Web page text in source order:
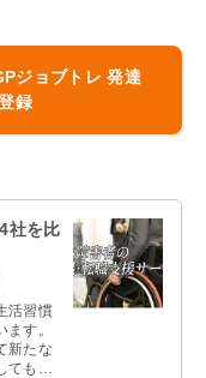
ジョブトレ 発達
録
社を比
活習慣
す。
新たな
もネ